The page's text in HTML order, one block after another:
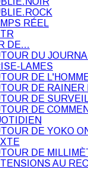
RÉEL
DE…
DU
LAMES
DE
DE RAINER
DE
DE
DE YOKO
DE
AU